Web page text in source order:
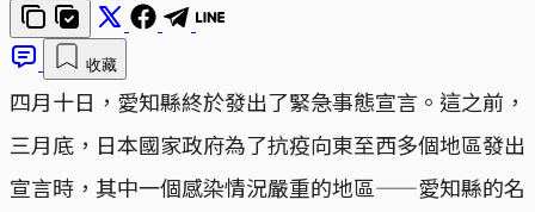
收藏
四月十日，愛知縣終於發出了緊急事態宣言。這之前，
三月底，日本國家政府為了抗疫向東至西多個地區發出
宣言時，其中一個感染情況嚴重的地區——愛知縣的名